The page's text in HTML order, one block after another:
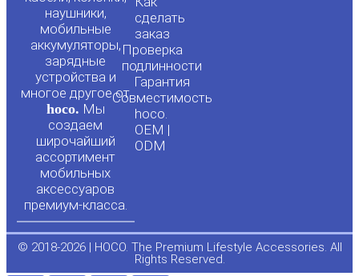
наушники,
мобильные
аккумуляторы,
зарядные
устройства и
многое другое от
hoco. Мы
создаем
широчайший
ассортимент
мобильных
аксессуаров
премиум-класса.
сделать
заказ
Проверка
подлинности
Гарантия
Совместимость
hoco.
OEM |
ODM
-
© 2018-2026 | HOCO. The Premium Lifestyle Accessories. All
Rights Reserved.